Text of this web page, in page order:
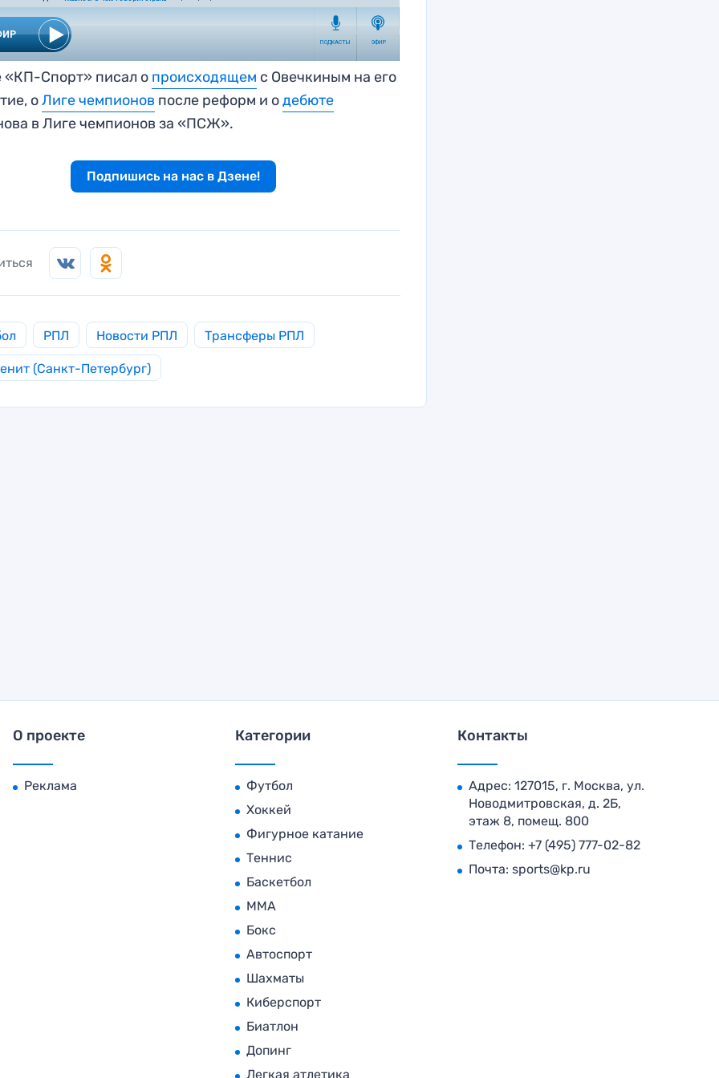
«КП-Спорт» писал о происходящем с Овечкиным на его
оЛиге чемпионов после реформ и одебюте
в Лиге чемпионов за «ПСЖ».
Подпишись на нас в Дзене!
РПЛ Новости РПЛ Трансферы РПЛ
(Санкт-Петербург)
О проекте
Реклама
Категории
Футбол
Хоккей
Фигурное катание
Теннис
Баскетбол
MMA
Бокс
Автоспорт
Шахматы
Киберспорт
Биатлон
Допинг
Легкая атлетика
Контакты
Адрес: 127015, г. Москва, ул.
Новодмитровская, д. 2Б,
этаж 8, помещ. 800
Телефон: +7 (495) 777-02-82
Почта: sports@kp.ru